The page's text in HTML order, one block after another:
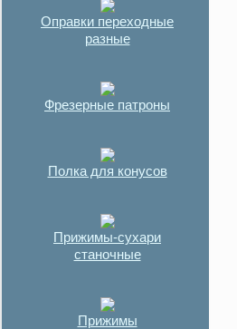
Оправки переходные
разные
Фрезерные патроны
Полка для конусов
Прижимы-сухари
станочные
Прижимы